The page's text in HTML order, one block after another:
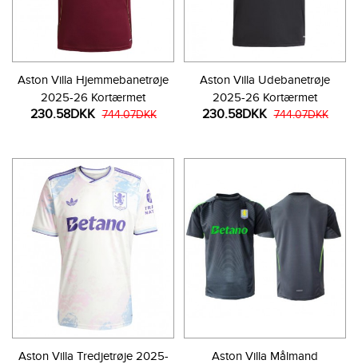
Aston Villa Hjemmebanetrøje
2025-26 Kortærmet
230.58DKK 744.07DKK
Aston Villa Udebanetrøje
2025-26 Kortærmet
230.58DKK 744.07DKK
Aston Villa Tredjetrøje 2025- Aston Villa Målmand